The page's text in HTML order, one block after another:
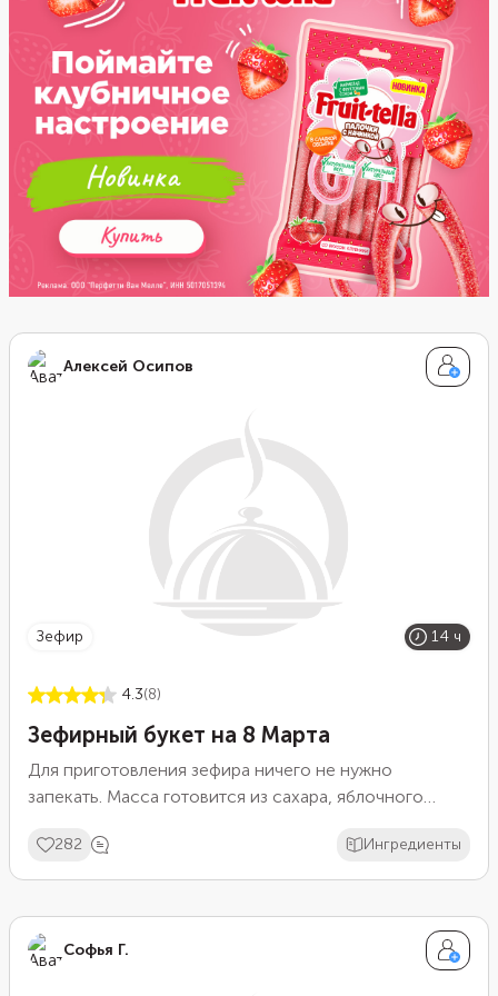
Алексей Осипов
зефир 14 ч
4.3(8)
Зефирный букет на 8 Марта
Для приготовления зефира ничего не нужно
запекать. Масса готовится из сахара, яблочного
агар-агара силой 900 блюм. Сила агара отвечает за
упругость и плотность готовой массы. Для цветов
для лепестков — зеленый. Указанных ингредиентов
хватит на 15 бутонов.
282 Ингредиенты
Софья Г.